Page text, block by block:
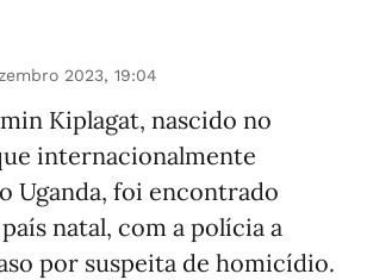
2023, 19:04
Kiplagat, nascido no
internacionalmente
Uganda, foi encontrado
natal, com a polícia a
por suspeita de homicídio.